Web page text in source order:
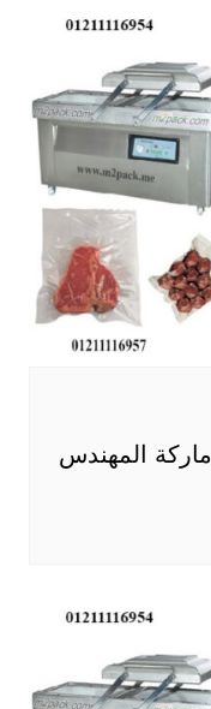
ماكينات فاكيوم موديل 603 ماركة المهندس